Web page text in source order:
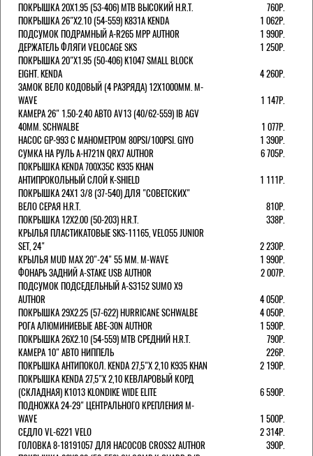
ПОКРЫШКА 20X1.95 (53-406) MTB ВЫСОКИЙ H.R.T.
760Р.
ПОКРЫШКА 26"Х2.10 (54-559) K831A KENDA
1 062Р.
ПОДСУМОК ПОДРАМНЫЙ A-R265 MPP AUTHOR
1 990Р.
ДЕРЖАТЕЛЬ ФЛЯГИ VELOCAGE SKS
1 250Р.
ПОКРЫШКА 20"Х1.95 (50-406) K1047 SMALL BLOCK
EIGHT. KENDA
4 260Р.
ЗАМОК ВЕЛО КОДОВЫЙ (4 РАЗРЯДА) 12Х1000ММ. M-
WAVE
1 147Р.
КАМЕРА 26" 1.50-2.40 АВТО AV13 (40/62-559) IB AGV
40MM. SCHWALBE
1 077Р.
НАСОС GP-993 С МАНОМЕТРОМ 80PSI/100PSI. GIYO
1 390Р.
СУМКА НА РУЛЬ A-H721N QRX7 AUTHOR
6 705Р.
ПОКРЫШКА KENDA 700Х35С K935 KHAN
АНТИПРОКОЛЬНЫЙ СЛОЙ K-SHIELD
1 111Р.
ПОКРЫШКА 24X1 3/8 (37-540) ДЛЯ "СОВЕТСКИХ"
ВЕЛО СЕРАЯ H.R.T.
810Р.
ПОКРЫШКА 12X2.00 (50-203) H.R.T.
338Р.
КРЫЛЬЯ ПЛАСТИКАТОВЫЕ SKS-11165, VELO55 JUNIOR
SET, 24"
2 230Р.
КРЫЛЬЯ MUD MAX 20"-24" 55 ММ. M-WAVE
1 990Р.
ФОНАРЬ ЗАДНИЙ A-STAKE USB AUTHOR
2 007Р.
ПОДСУМОК ПОДСЕДЕЛЬНЫЙ A-S3152 SUMO X9
AUTHOR
4 050Р.
ПОКРЫШКА 29X2.25 (57-622) HURRICANE SCHWALBE
4 050Р.
РОГА АЛЮМИНИЕВЫЕ ABE-30N AUTHOR
1 590Р.
ПОКРЫШКА 26X2.10 (54-559) MTB СРЕДНИЙ H.R.T.
790Р.
КАМЕРА 10" АВТО НИППЕЛЬ
226Р.
ПОКРЫШКА АНТИПОКОЛ. KENDA 27,5"Х 2,10 K935 KHAN
2 190Р.
ПОКРЫШКА KENDA 27,5"Х 2,10 КЕВЛАРОВЫЙ КОРД
(СКЛАДНАЯ) K1013 KLONDIKE WIDE ELITE
6 590Р.
ПОДНОЖКА 24-29" ЦЕНТРАЛЬНОГО КРЕПЛЕНИЯ M-
WAVE
1 500Р.
СЕДЛО VL-6221 VELO
2 314Р.
ГОЛОВКА 8-18191057 ДЛЯ НАСОСОВ CROSS2 AUTHOR
390Р.